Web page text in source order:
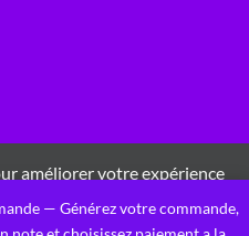
— Générez votre commande,
0
améliorer votre expérience
sur ce site, vous acceptez
des cookies.